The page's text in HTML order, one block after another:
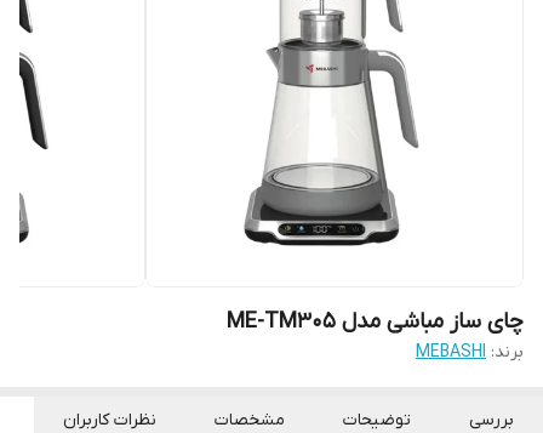
چای ساز مباشی مدل ME-TM305
برند: MEBASHI
بررسی توضیحات مشخصات نظرات کاربران